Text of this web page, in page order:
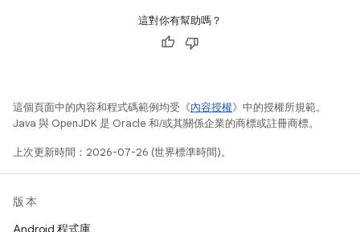
這對你有幫助嗎？
這個頁面中的內容和程式碼範例均受《內容授權》中的授權所規範。
Java 與 OpenJDK 是 Oracle 和/或其關係企業的商標或註冊商標。
上次更新時間：2026-07-26 (世界標準時間)。
版本
Android 程式庫